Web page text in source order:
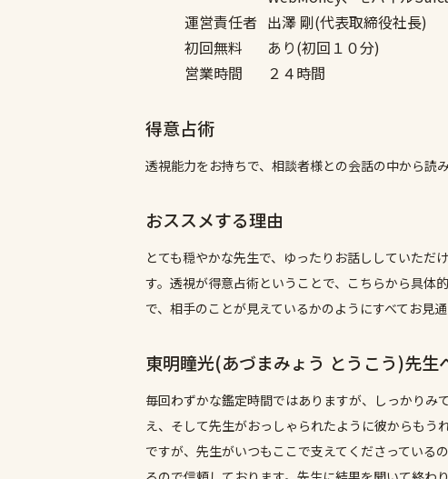
運営責任者 出澤 剛(代表取締役社長)
初回無料
あり(初回１０分)
営業時間
２４時間
得意占術
透視能力をお持ちで、相談者様との会話の中から読
おススメする理由
とても穏やかな先生で、ゆったりお話ししていただ
す。透視が得意占術ということで、こちらから具体
で、相手のことが見えているかのようにすべてお見
東明瞳光(あづまみょう とうこう)先生
毎回わずかな鑑定時間ではありますが、しっかりみ
え、そして先生がおっしゃられたように彼からも
ですが、先生がいつもここで支えてくださっている